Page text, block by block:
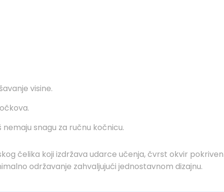
visine.
snagu za ručnu kočnicu.
čelika koji izdržava udarce učenja, čvrst okvir
održavanje zahvaljujući jednostavnom dizajnu.